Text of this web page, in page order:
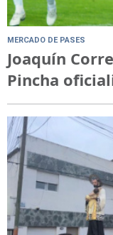
MERCADO DE PASES
Joaquín
Pincha